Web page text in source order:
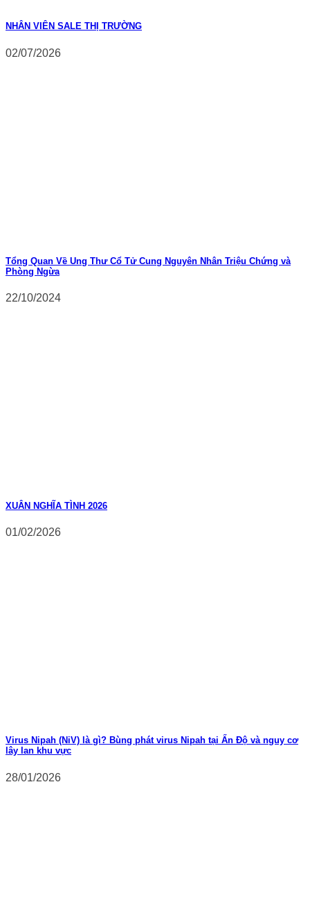
NHÂN VIÊN SALE THỊ TRƯỜNG
02/07/2026
Tổng Quan Về Ung Thư Cổ Tử Cung Nguyên Nhân Triệu Chứng và
Phòng Ngừa
22/10/2024
XUÂN NGHĨA TÌNH 2026
01/02/2026
Virus Nipah (NiV) là gì? Bùng phát virus Nipah tại Ấn Độ và nguy cơ
lây lan khu vực
28/01/2026